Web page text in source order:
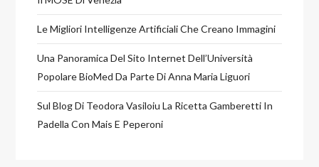
Le Migliori Intelligenze Artificiali Che Creano Immagini
Una Panoramica Del Sito Internet Dell’Università
Popolare BioMed Da Parte Di Anna Maria Liguori
Sul Blog Di Teodora Vasiloiu La Ricetta Gamberetti In
Padella Con Mais E Peperoni